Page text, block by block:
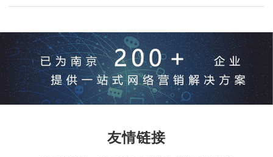
一个互联网企业可以保证10年之内还能存在，可见互联网行业的
析，互联网发展的趋势和前景
友情链接